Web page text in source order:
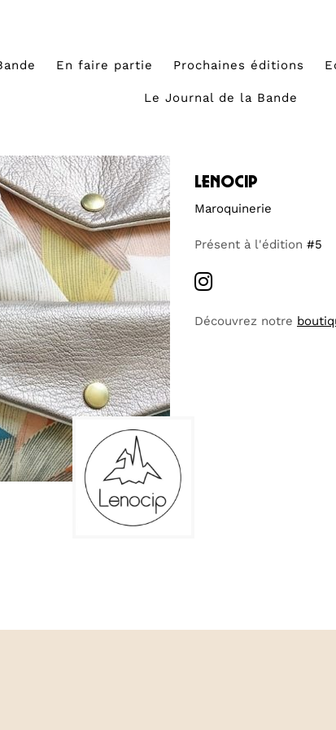
En faire partie Prochaines éditions
Le Journal de la Bande
lenocip
Maroquinerie
Présent à l'édition #5
Découvrez notre